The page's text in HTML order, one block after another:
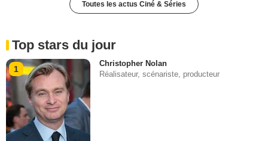
Toutes les actus Ciné & Séries
Top stars du jour
1
Christopher Nolan
Réalisateur, scénariste, producteur